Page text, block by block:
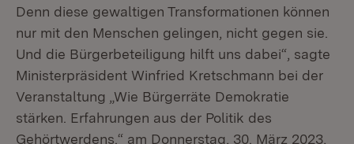
Denn diese gewaltigen Transformationen können
nur mit den Menschen gelingen, nicht gegen sie.
Und die Bürgerbeteiligung hilft uns dabei“, sagte
Ministerpräsident Winfried Kretschmann bei der
Veranstaltung „Wie Bürgerräte Demokratie
stärken. Erfahrungen aus der Politik des
Gehörtwerdens.“ am Donnerstag, 30. März 2023,